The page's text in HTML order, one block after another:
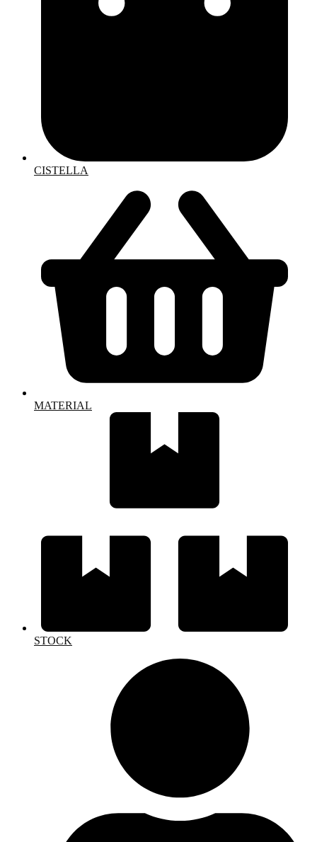
CISTELLA
MATERIAL
STOCK